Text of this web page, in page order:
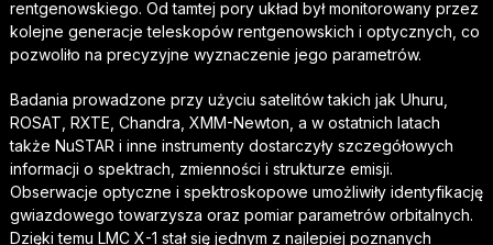
rentgenowskiego. Od tamtej pory układ był monitorowany przez
kolejne generacje teleskopów rentgenowskich i optycznych, co
pozwoliło na precyzyjne wyznaczenie jego parametrów.
Badania prowadzone przy użyciu satelitów takich jak Uhuru,
ROSAT, RXTE, Chandra, XMM-Newton, a w ostatnich latach
także NuSTAR i inne instrumenty dostarczyły szczegółowych
informacji o spektrach, zmienności i strukturze emisji.
Obserwacje optyczne i spektroskopowe umożliwiły identyfikację
gwiazdowego towarzysza oraz pomiar parametrów orbitalnych.
Dzięki temu LMC X-1 stał się jednym z najlepiej poznanych